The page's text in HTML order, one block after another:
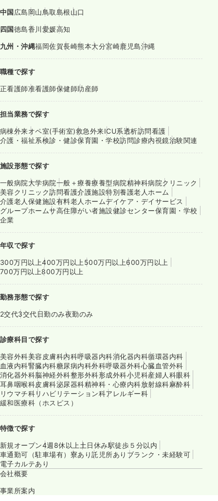
中国広島岡山鳥取島根山口
四国徳島香川愛媛高知
九州・沖縄福岡佐賀長崎熊本大分宮崎鹿児島沖縄
職種で探す
正看護師准看護師保健師助産師
担当業務で探す
病棟外来オペ室(手術室)救急外来ICU系透析訪問看護
介護・福祉系検診・健診保育園・学校訪問診療内視鏡治験関連
施設形態で探す
一般病院大学病院一般＋療養療養型病院精神科病院クリニック
美容クリニック訪問看護介護施設特別養護老人ホーム
介護老人保健施設有料老人ホームデイケア・デイサービス
グループホームサ高住障がい者施設健診センター保育園・学校
企業
年収で探す
300万円以上400万円以上 500万円以上600万円以上
700万円以上800万円以上
勤務形態で探す
2交代3交代日勤のみ夜勤のみ
診療科目で探す
美容外科美容皮膚科内科呼吸器内科消化器内科循環器内科
血液内科腎臓内科糖尿病内科外科呼吸器外科心臓血管外科
消化器外科脳神経外科整形外科形成外科小児科産婦人科眼科
耳鼻咽喉科皮膚科泌尿器科精神科・心療内科放射線科麻酔科
リウマチ科リハビリテーション科アレルギー科
緩和医療科（ホスピス）
特徴で探す
新規オープン4週8休以上 土日休み駅徒歩５分以内
車通勤可（駐車場有） 寮あり託児所あり ブランク・未経験可
電子カルテあり
会社概要
事業所案内